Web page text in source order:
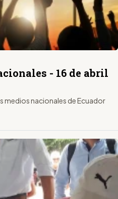
- 16 de abril
medios nacionales de Ecuador